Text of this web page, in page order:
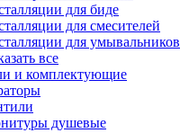
для биде
для смесителей
для умывальников
все
и комплектующие
душевые